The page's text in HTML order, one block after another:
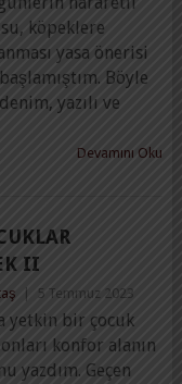
köpeklere
yasa önerisi
Böyle
yazılı ve
Devamını Oku
II
5 Temmuz 2023
yetkin bir çocuk
konfor alanın
yazdım. Geçen